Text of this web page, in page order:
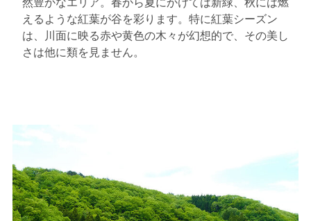
えるような紅葉が谷を彩ります。特に紅葉シーズン
は、川面に映る赤や黄色の木々が幻想的で、その美し
さは他に類を見ません。